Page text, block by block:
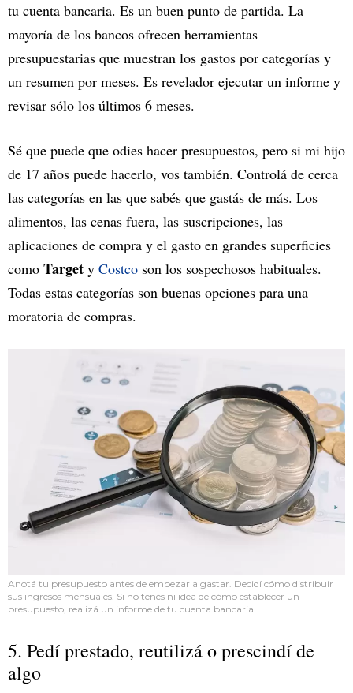
tu cuenta bancaria. Es un buen punto de partida. La
mayoría de los bancos ofrecen herramientas
presupuestarias que muestran los gastos por categorías y
un resumen por meses. Es revelador ejecutar un informe y
revisar sólo los últimos 6 meses.
Sé que puede que odies hacer presupuestos, pero si mi hijo
de 17 años puede hacerlo, vos también. Controlá de cerca
las categorías en las que sabés que gastás de más. Los
alimentos, las cenas fuera, las suscripciones, las
aplicaciones de compra y el gasto en grandes superficies
como Target y Costco son los sospechosos habituales.
Todas estas categorías son buenas opciones para una
moratoria de compras.
Anotá tu presupuesto antes de empezar a gastar. Decidí cómo distribuir
sus ingresos mensuales. Si no tenés ni idea de cómo establecer un
presupuesto, realizá un informe de tu cuenta bancaria.
5. Pedí prestado, reutilizá o prescindí de
algo